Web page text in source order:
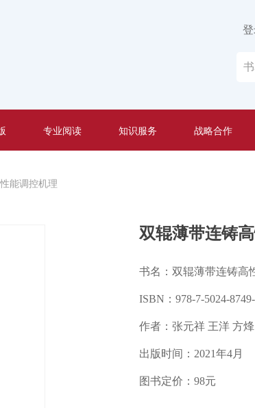
专业阅读 知识服务 战略合作
能调控机理
双辊薄带连铸
书名：双辊薄带连铸高
ISBN：978-7-5024-
作者：张元祥 王洋 方烽
出版时间：2021年4月
图书定价：98元